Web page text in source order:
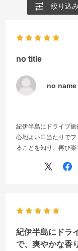
絞り込み
no title
no name
紀伊半島にドライブ
心地よい口当たりで
ることを知り、再び楽
紀伊半島にドラ
で、爽やかな香